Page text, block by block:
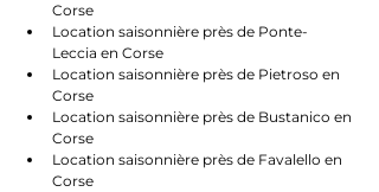
Corse
Location saisonnière près de Ponte-
Leccia en Corse
Location saisonnière près de Pietroso en
Corse
Location saisonnière près de Bustanico en
Corse
Location saisonnière près de Favalello en
Corse